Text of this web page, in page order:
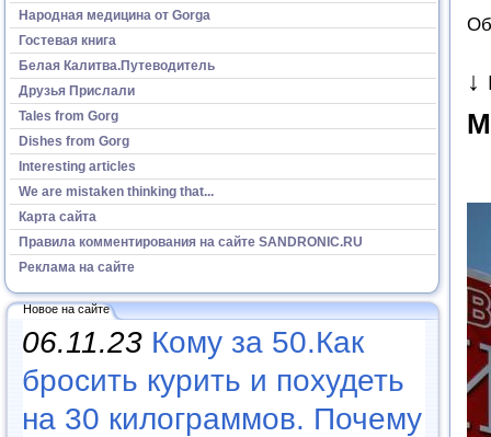
Народная медицина от Gorga
Гостевая книга
Белая Калитва.Путеводитель
Друзья Прислали
Tales from Gorg
Dishes from Gorg
Interesting articles
We are mistaken thinking that...
Карта сайта
Правила комментирования на сайте SANDRONIC.RU
Реклама на сайте
Новое на сайте
06.11.23 Кому за 50.Как
бросить курить и похудеть
на 30 килограммов. Почему